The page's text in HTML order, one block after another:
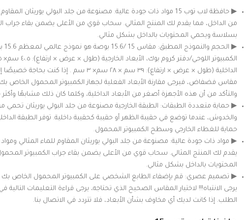
▶ حافظة لاب توب 15 مواد ذات جودة عالية: مصنوعة من جلد البولي يوريثان
من الداخل، مما يقدم لك المنتج المثالي. سحاب قوي من الأعلى يضمن بقاء جراب
بسلاسة ويحمي المحتويات بالداخل بشكل مثالي.
▶
الداخلية (طول × عرض × ارتفاع): ٣٩ سم × ٢٨ سم× ٣ سم .
مقاس فضفاض، فيرجى مقارنة الأبعاد الفعلية لجهاز الكمبيوتر المحمول الخاص بك
والتأكد من أن هذه الأجهزة أصغر من الأبعاد الداخلية، وكلما كان ذلك مشابهًا وأكثر
▶ حماية متعددة الطبقات: الطبقة الخارجية مصنوعة من جلد البولي يوريثان تحمي من
والخدوش، عندما توضع في حقيبة الظهر أو حقيبة كحقيبة داخلية. توفر الطبقة
حماية للغطاء الخارجي وسطح الكمبيوتر المحمول.
▶ مواد ذات جودة عالية: مصنوعة من جلد البولي يوريثان المقاوم للماء المثالي
يقدم لك المنتج المثالي. سحاب قوي من الأعلى يضمن بقاء جراب الكمبيوتر
المحتويات بالداخل بشكل مثالي.
▶ تصميم عصري: قم بإضفاء الطابع الشخصي على الكمبيوتر المحمول الخاص
يرجى الانتباه!!! لاختيار المقاس الصحيح الذي تحتاجه، يرجى قراءة التعليمات
الطلب. إذا كانت لديك أي مخاوف بشأن الأبعاد، فلا تتردد في الاتصال بنا.